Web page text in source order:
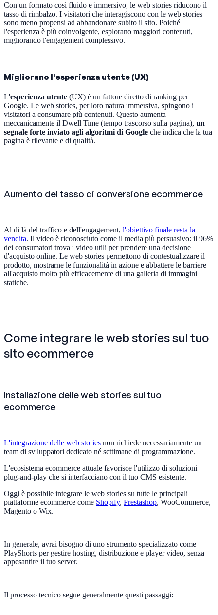
Con un formato così fluido e immersivo, le web stories riducono il
tasso di rimbalzo. I visitatori che interagiscono con le web stories
sono meno propensi ad abbandonare subito il sito. Poiché
l'esperienza è più coinvolgente, esplorano maggiori contenuti,
migliorando l'engagement complessivo.
Migliorano l'esperienza utente (UX)
L'esperienza utente (UX) è un fattore diretto di ranking per
Google. Le web stories, per loro natura immersiva, spingono i
visitatori a consumare più contenuti. Questo aumenta
meccanicamente il Dwell Time (tempo trascorso sulla pagina), un
segnale forte inviato agli algoritmi di Google che indica che la tua
pagina è rilevante e di qualità.
Aumento del tasso di conversione ecommerce
Al di là del traffico e dell'engagement, l'obiettivo finale resta la
vendita. Il video è riconosciuto come il media più persuasivo: il 96%
dei consumatori trova i video utili per prendere una decisione
d'acquisto online. Le web stories permettono di contestualizzare il
prodotto, mostrarne le funzionalità in azione e abbattere le barriere
all'acquisto molto più efficacemente di una galleria di immagini
statiche.
Come integrare le web stories sul tuo
sito ecommerce
Installazione delle web stories sul tuo
ecommerce
L'integrazione delle web stories non richiede necessariamente un
team di sviluppatori dedicato né settimane di programmazione.
L'ecosistema ecommerce attuale favorisce l'utilizzo di soluzioni
plug-and-play che si interfacciano con il tuo CMS esistente.
Oggi è possibile integrare le web stories su tutte le principali
piattaforme ecommerce come Shopify, Prestashop, WooCommerce,
Magento o Wix.
In generale, avrai bisogno di uno strumento specializzato come
PlayShorts per gestire hosting, distribuzione e player video, senza
appesantire il tuo server.
Il processo tecnico segue generalmente questi passaggi: